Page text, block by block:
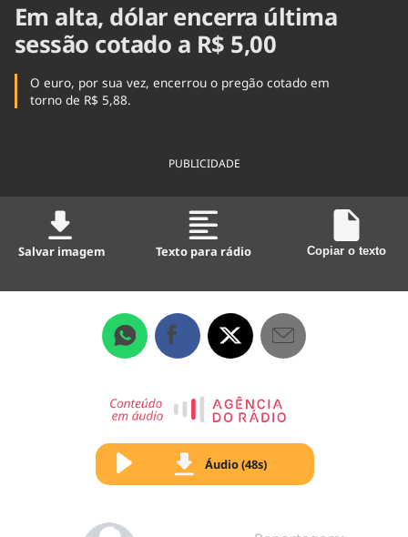
Em alta, dólar encerra última
sessão cotado a R$ 5,00
O euro, por sua vez, encerrou o pregão cotado em
torno de R$ 5,88.
PUBLICIDADE
Salvar imagem Texto para rádio Copiar o texto
Áudio (48s)